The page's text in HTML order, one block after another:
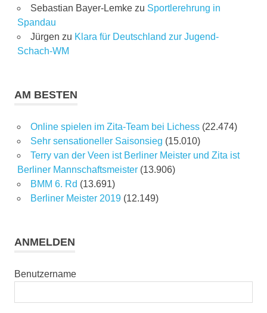
Sebastian Bayer-Lemkezu Sportlerehrung in
Spandau
Jürgen zu Klara für Deutschland zur Jugend-
Schach-WM
AM BESTEN
Online spielen im Zita-Team bei Lichess (22.474)
Sehr sensationeller Saisonsieg (15.010)
Terry van der Veen ist Berliner Meister und Zita ist
Berliner Mannschaftsmeister (13.906)
BMM 6. Rd (13.691)
Berliner Meister 2019 (12.149)
ANMELDEN
Benutzername